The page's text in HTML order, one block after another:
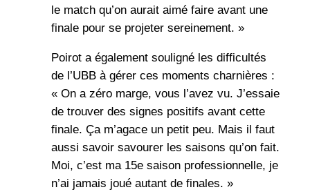
le match qu’on aurait aimé faire avant une
finale pour se projeter sereinement. »
Poirot a également souligné les difficultés
de l’UBB à gérer ces moments charnières :
« On a zéro marge, vous l’avez vu. J’essaie
de trouver des signes positifs avant cette
finale. Ça m’agace un petit peu. Mais il faut
aussi savoir savourer les saisons qu’on fait.
Moi, c’est ma 15e saison professionnelle, je
n’ai jamais joué autant de finales. »